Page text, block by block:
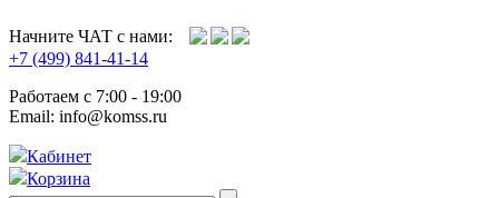
Начните ЧАТ с нами:
+7 (499) 841-41-14
Работаем с 7:00 - 19:00
Email: info@komss.ru
Кабинет
Корзина